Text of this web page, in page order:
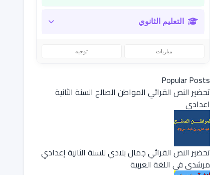
التعليم الثانوي
مباريات توجيه
Popular Posts
تحضير النص القرائي المواطن الصالح السنة الثانية
اعدادي
تحضير النص القرائي جمال بلادي للسنة الثانية إعدادي
مرشدي في اللغة العربية